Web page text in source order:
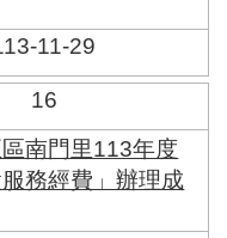
11-29
16
南門里113年度
服務經費」辦理成